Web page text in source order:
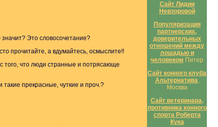
Это словосочетание?
прочитайте, а вдумайтесь, осмыслите!!
того, что люди странные и потрясающе
прекрасные, чуткие и проч.?
Сайт Лидии
Невзоровой
Популяризация
партнерских,
доверительных
отношений между
лошадью и
человеком Питер
Сайт конного клуба
Альтернатива,
Москва
Сайт ветеринара,
противника конного
спорта Роберта
Кука